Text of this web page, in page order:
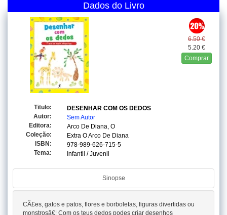
Dados do Livro
6.50 €
5.20 €
Comprar
Titulo:
DESENHAR COM OS DEDOS
Autor:
Sem Autor
Editora:
Arco De Diana, O
Coleção:
Extra O Arco De Diana
ISBN:
978-989-626-715-5
Tema:
Infantil / Juvenil
Sinopse
CÃ£es, gatos e patos, flores e borboletas, figuras divertidas ou
monstrosâ€¦ Com os teus dedos podes criar desenhos